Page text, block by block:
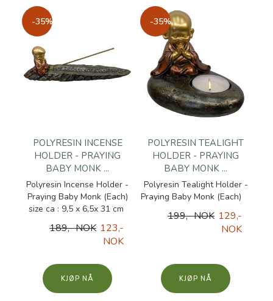
-35%
POLYRESIN INCENSE
HOLDER - PRAYING
BABY MONK ...
Polyresin Incense Holder -
Praying Baby Monk (Each)
size ca : 9,5 x 6,5x 31 cm
189,- NOK 123,-
NOK
KJØP
-35%
POLYRESIN TEALIGHT
HOLDER - PRAYING
BABY MONK ...
Polyresin Tealight Holder -
Praying Baby Monk (Each)
199,- NOK 129,-
NOK
KJØP